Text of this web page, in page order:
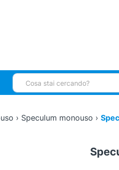
Cerca:
› Speculum monouso ›